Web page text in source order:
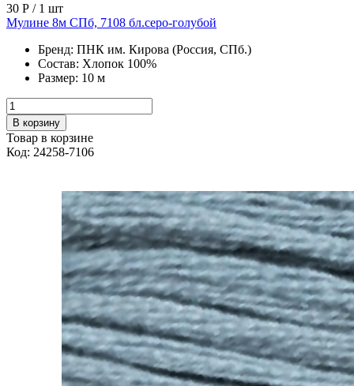
30 Р / 1 шт
Мулине 8м СПб, 7108 бл.серо-голубой
Бренд: ПНК им. Кирова (Россия, СПб.)
Состав: Хлопок 100%
Размер: 10 м
В корзину
Товар в корзине
Код: 24258-7106